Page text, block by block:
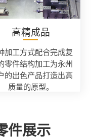
高精成品
加工方式配合完成复
零件结构加工为永州
的出色产品打造出高
质量的原型。
件展示